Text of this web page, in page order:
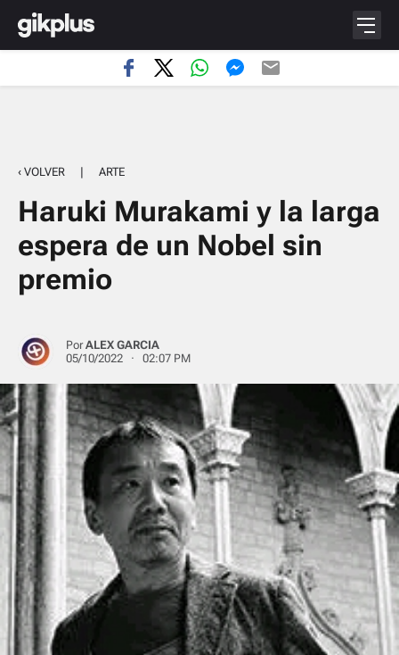
‹ VOLVER | ARTE
Haruki Murakami y la larga
espera de un Nobel sin
premio
PorALEX GARCIA
05/10/2022 · 02:07 PM